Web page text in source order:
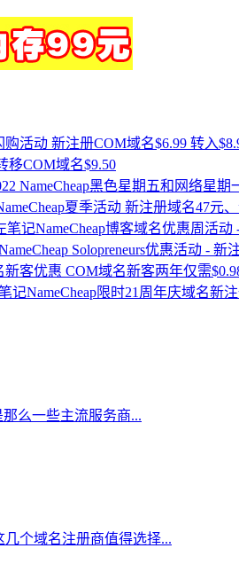
购活动 新注册COM域名$6.99 转入
移COM域名$9.50
NameCheap黑色星期五和网络星
夏季活动 新注册域名47元
NameCheap博客域名优惠周活
Solopreneurs优惠活动 -
新客优惠 COM域名新客两年仅需
NameCheap限时21周年庆域名新
么一些主流服务商...
个域名注册商值得选择...